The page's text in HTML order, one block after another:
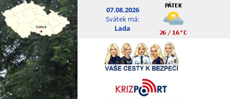
07.08.2026
Svátek má:
Lada